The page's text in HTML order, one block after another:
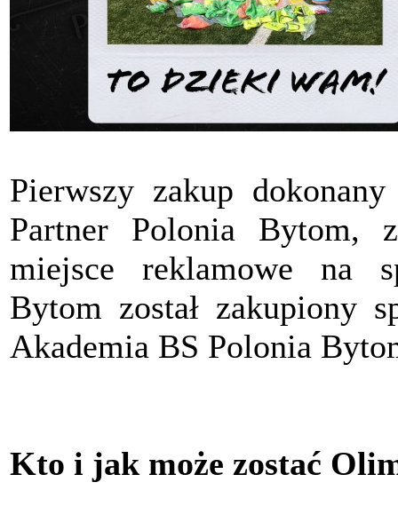
Pierwszy zakup
Partner Polonia Bytom,
miejsce reklamowe na
Bytom został zakupiony
Akademia BS Polonia
Kto i jak może zostać